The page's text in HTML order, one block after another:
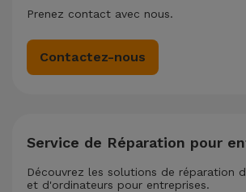
Prenez contact avec nous.
Contactez-nous
Service de Réparation pour
Découvrez les solutions de réparation
et d'ordinateurs pour entreprises.